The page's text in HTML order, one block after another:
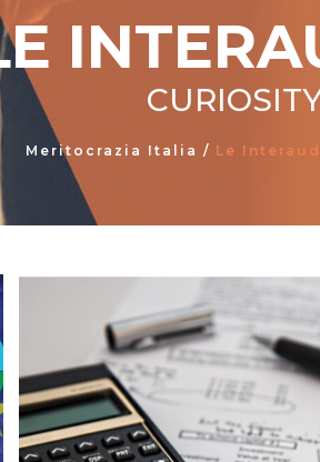
Meritocrazia Italia / Le